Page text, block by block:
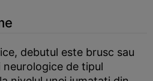
debutul este brusc sau
de tipul